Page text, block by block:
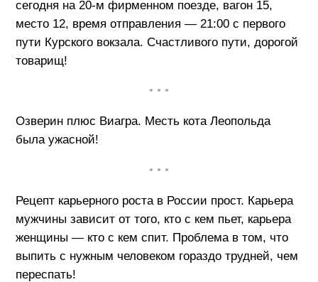
сегодня на 20-м фирменном поезде, вагон 15,
место 12, время отправления — 21:00 с первого
пути Курского вокзала. Счастливого пути, дорогой
товарищ!
• • •
Озверин плюс Виагра. Месть кота Леопольда
была ужасной!
• • •
Рецепт карьерного роста в России прост. Карьера
мужчины зависит от того, кто с кем пьет, карьера
женщины — кто с кем спит. Проблема в том, что
выпить с нужным человеком гораздо трудней, чем
переспать!